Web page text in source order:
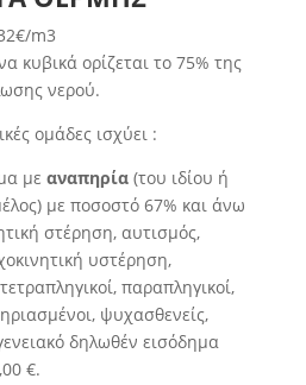
m3
κυβικά ορίζεται το 75% της
νερού.
ομάδες ισχύει :
με αναπηρία(του ιδίου ή
με ποσοστό 67% και άνω
στέρηση, αυτισμός,
υστέρηση,
παραπληγικοί,
ψυχασθενείς,
δηλωθέν εισόδημα
€.